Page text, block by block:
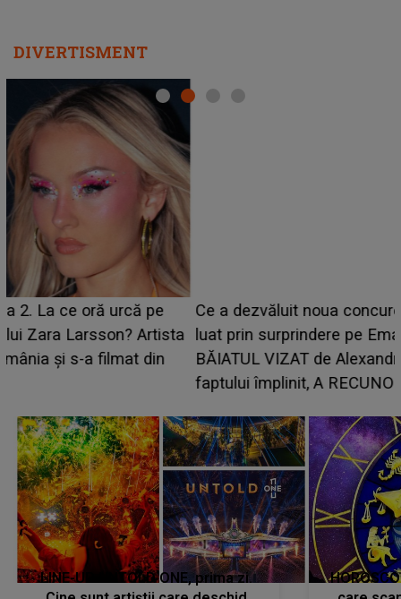
DIVERTISMENT
Ce a dezvăluit noua concurentă din "Casa Iubirii" l-a
luat prin surprindere pe Emanuel. CINE ESTE
BĂIATUL VIZAT de Alexandra?! Aflându-se în fața
faptului împlinit, A RECUNOSCUT IMEDIAT: "Am
LINE-UP UNTOLD ONE, prima zi.